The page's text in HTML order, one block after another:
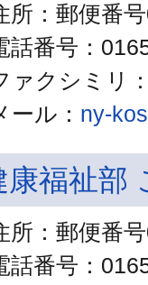
所：郵便番
話番号：
ァクシミリ
ール： ny-
康福祉部
所：郵便番
話番号：